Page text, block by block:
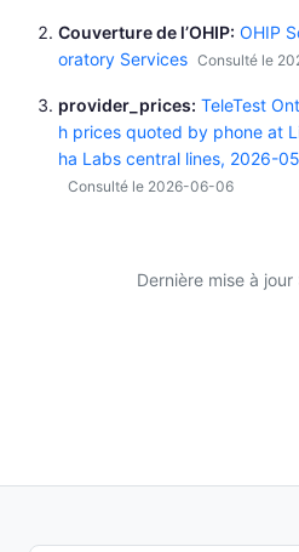
Couverture de l’OHIP OHIP
oratory Services Consulté le
provider_prices TeleTest
h prices quoted by phone at
ha Labs central lines, 2026-
Consulté le 2026-06-06
Dernière mise à